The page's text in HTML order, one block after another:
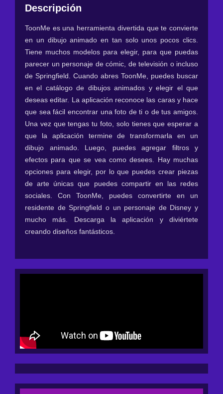
Descripción
ToonMe es una herramienta divertida que te convierte
en un dibujo animado en tan solo unos pocos clics.
Tiene muchos modelos para elegir, para que puedas
parecer un personaje de cómic, de televisión o incluso
de Springfield. Cuando abres ToonMe, puedes buscar
en el catálogo de dibujos animados y elegir el que
deseas editar. La aplicación reconoce las caras y hace
que sea fácil encontrar una foto de ti o de tus amigos.
Una vez que tengas tu foto, solo tienes que esperar a
que la aplicación termine de transformarla en un
dibujo animado. Luego, puedes agregar filtros y
efectos para que se vea como desees. Hay muchas
opciones para elegir, por lo que puedes crear piezas
de arte únicas que puedes compartir en las redes
sociales. Con ToonMe, puedes convertirte en un
residente de Springfield o un personaje de Disney y
mucho más. Descarga la aplicación y diviértete
creando diseños fantásticos.